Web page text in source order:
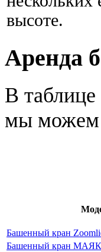
высоте.
Аренда
В
мы можем
Башенный кран
Башенный кран МАЯК